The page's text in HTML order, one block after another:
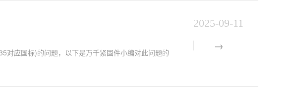
2025-09-11
对应国标)的问题，以下是万千紧固件小编对此问题的